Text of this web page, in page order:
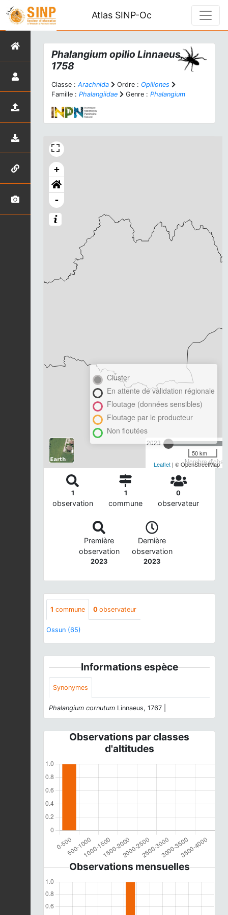
Atlas SINP-Oc
Phalangium opilio Linnaeus,
1758
Classe : Arachnida Ordre : Opiliones
Famille : Phalangiidae Genre : Phalangium
+
-
2023
Nombre
Cluster
En attente de validation régionale
Floutage (données sensibles)
Floutage par le producteur
Non floutées
50 km
Leaflet | © OpenStreetMap
1
observation
1
commune
0
observateur
Première
observation
2023
Dernière
observation
2023
1 commune 0 observateur
Ossun (65)
Informations espèce
Synonymes
Phalangium cornutum Linnaeus, 1767 |
Observations par classes
d'altitudes
Observations mensuelles